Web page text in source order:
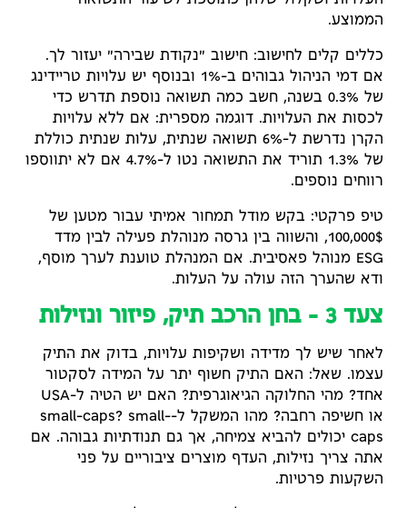
הממוצע.
כללים קלים לחישוב: חישוב "נקודת שבירה" יעזור לך.
אם דמי הניהול גבוהים ב-1% ובנוסף יש עלויות טריידינג
של 0.3% בשנה, חשב כמה תשואה נוספת תדרש כדי
לכסות את העלויות. דוגמה מספרית: אם ללא עלויות
הקרן נדרשת ל-6% תשואה שנתית, עלות שנתית כוללת
של 1.3% תוריד את התשואה נטו ל-4.7% אם לא יתווספו
רווחים נוספים.
טיפ פרקטי: בקש מודל תמחור אמיתי עבור מטען של
100,000$, והשווה בין גרסה מנוהלת פעילה לבין מדד
ESG מנוהל פאסיבית. אם המנהלת טוענת לערך מוסף,
ודא שהערך הזה עולה על העלות.
צעד 3 – בחן הרכב תיק, פיזור ונזילות
לאחר שיש לך מדידה ושקיפות עלויות, בדוק את התיק
עצמו. שאל: האם התיק חשוף יתר על המידה לסקטור
אחד? מהי החלוקה הגיאוגרפית? האם יש הטיה ל-USA
או חשיפה רחבה? מהו המשקל ל-small-caps? small-
caps יכולים להביא צמיחה, אך גם תנודתיות גבוהה. אם
אתה צריך נזילות, העדף מוצרים ציבוריים על פני
השקעות פרטיות.